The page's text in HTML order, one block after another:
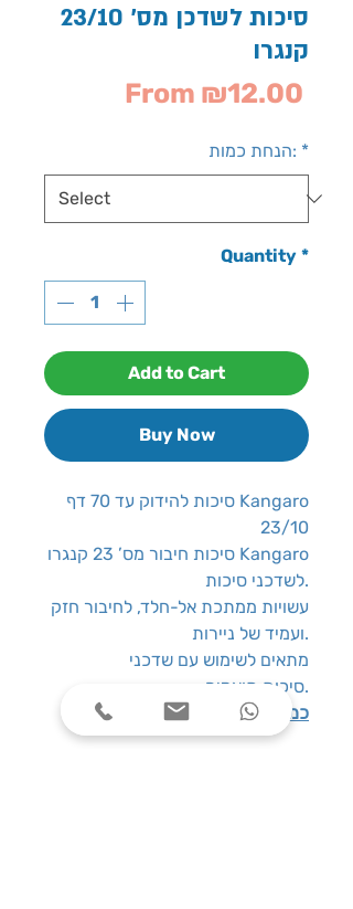
סיכות לשדכן מס' 23/10
קנגרו
From ₪12.00
הנחת כמות: *
Quantity *
Add to Cart
Buy Now
סיכות להידוק עד 70 דף Kangaro
23/10
סיכות חיבור מס’ 23 קנגרו Kangaro
לשדכני סיכות.
עשויות ממתכת אל-חלד, לחיבור חזק
ועמיד של ניירות.
מתאים לשימוש עם שדכני
סיכות תואמים.
כמות במארז:
1000 סיכות